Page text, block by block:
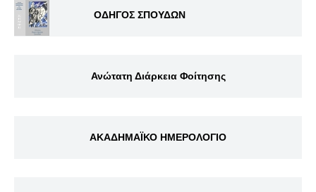
ΟΔΗΓΟΣ ΣΠΟΥΔΩΝ
Ανώτατη Διάρκεια Φοίτησης
ΑΚΑΔΗΜΑΪΚΟ ΗΜΕΡΟΛΟΓΙΟ